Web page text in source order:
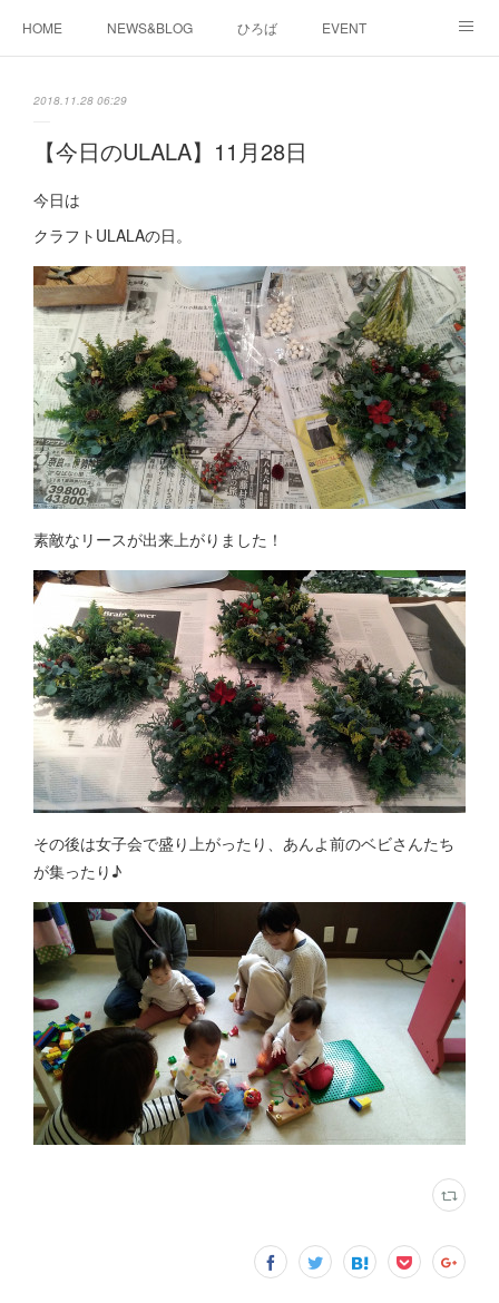
HOME NEWS&BLOG ひろば EVENT
2018.11.28 06:29
【今日のULALA】11月28日
今日は
クラフトULALAの日。
素敵なリースが出来上がりました！
その後は女子会で盛り上がったり、あんよ前のベビさんたち
が集ったり♪